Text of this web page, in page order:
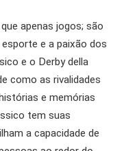
apenas jogos; são
e a paixão dos
e o Derby della
como as rivalidades
e memórias
tem suas
a capacidade de